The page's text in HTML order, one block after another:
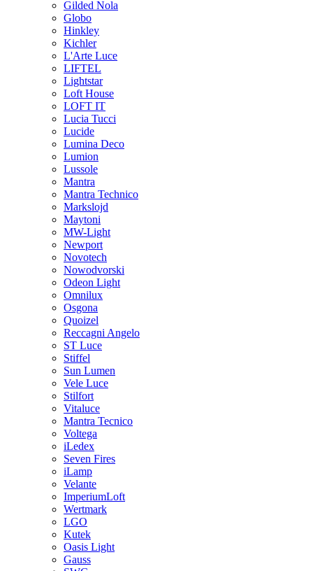
Gilded Nola
Globo
Hinkley
Kichler
L'Arte Luce
LIFTEL
Lightstar
Loft House
LOFT IT
Lucia Tucci
Lucide
Lumina Deco
Lumion
Lussole
Mantra
Mantra Technico
Markslojd
Maytoni
MW-Light
Newport
Novotech
Nowodvorski
Odeon Light
Omnilux
Osgona
Quoizel
Reccagni Angelo
ST Luce
Stiffel
Sun Lumen
Vele Luce
Stilfort
Vitaluce
Mantra Tecnico
Voltega
iLedex
Seven Fires
iLamp
Velante
ImperiumLoft
Wertmark
LGO
Kutek
Oasis Light
Gauss